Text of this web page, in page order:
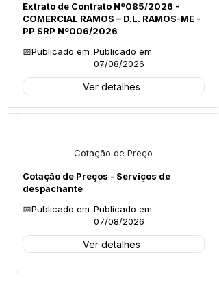
Extrato de Contrato Nº085/2026 -
COMERCIAL RAMOS – D.L. RAMOS-ME -
PP SRP Nº006/2026
📅Publicado em Publicado em
07/08/2026
Ver detalhes
Cotação de Preço
Cotação de Preços - Serviços de
despachante
📅Publicado em Publicado em
07/08/2026
Ver detalhes